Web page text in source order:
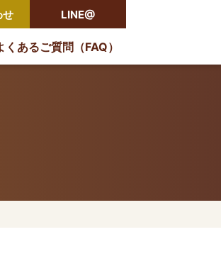
せ LINE@
くあるご質問（FAQ）